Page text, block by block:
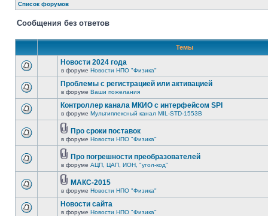
Список форумов
Сообщения без ответов
Темы
Новости 2024 года
в форуме Новости НПО "Физика"
Проблемы с регистрацией или активацией
в форуме Ваши пожелания
Контроллер канала МКИО с интерфейсом SPI
в форуме Мультиплексный канал MIL-STD-1553B
Про сроки поставок
в форуме Новости НПО "Физика"
Про погрешности преобразователей
в форуме АЦП, ЦАП, ИОН, "угол-код"
МАКС-2015
в форуме Новости НПО "Физика"
Новости сайта
в форуме Новости НПО "Физика"